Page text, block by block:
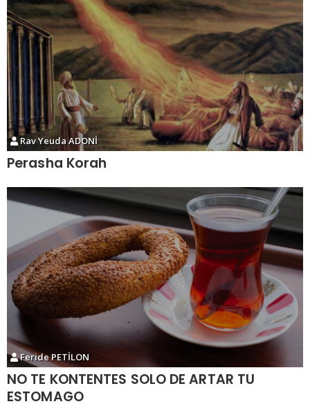
Rav Yeuda ADONİ
Perasha Korah
Feride PETİLON
NO TE KONTENTES SOLO DE ARTAR TU
ESTOMAGO